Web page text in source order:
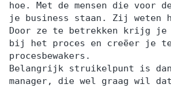
hoe. Met de mensen die voor
je business staan. Zij weten
Door ze te betrekken krijg je
bij het proces en creëer je
procesbewakers.
Belangrijk struikelpunt is dan
manager, die wel graag wil